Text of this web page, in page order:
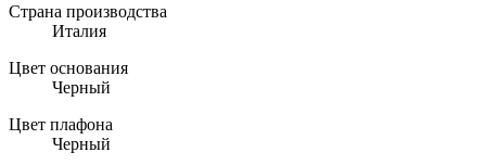
Страна производства
Италия
Цвет основания
Черный
Цвет плафона
Черный